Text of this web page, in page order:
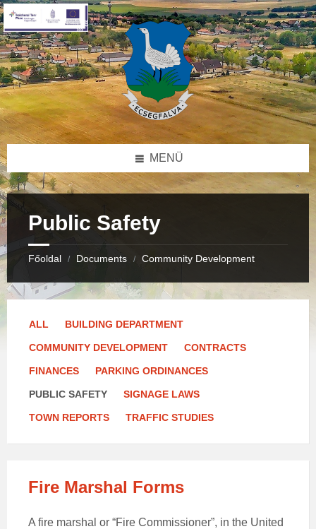
Skip
to
content
Skip
to
right
sidebar
Skip
to
footer
MENÜ
Public Safety
Főoldal / Documents / Community Development
ALL BUILDING DEPARTMENT
COMMUNITY DEVELOPMENT CONTRACTS
FINANCES PARKING ORDINANCES
PUBLIC SAFETY SIGNAGE LAWS
TOWN REPORTS TRAFFIC STUDIES
Fire Marshal Forms
A fire marshal or “Fire Commissioner”, in the United